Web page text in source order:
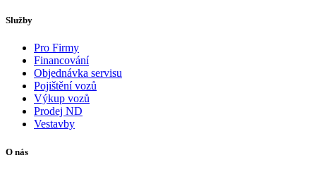
Služby
Pro Firmy
Financování
Objednávka servisu
Pojištění vozů
Výkup vozů
Prodej ND
Vestavby
O nás